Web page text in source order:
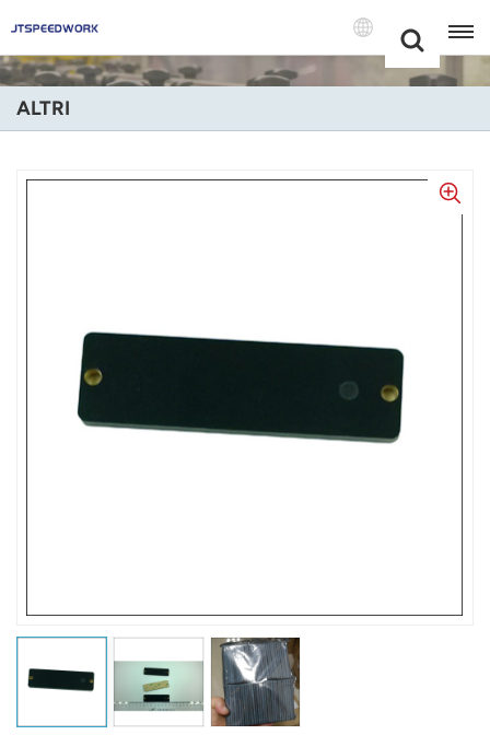
+86 -18681515767
English
Français
Português
Türk
Ελληνικά
ALTRI